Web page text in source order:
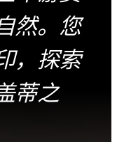
然。您
，探索
蒂之